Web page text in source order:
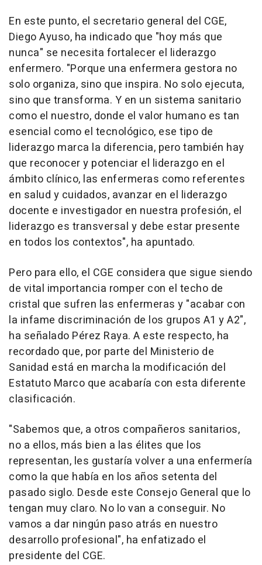
En este punto, el secretario general del CGE,
Diego Ayuso, ha indicado que "hoy más que
nunca" se necesita fortalecer el liderazgo
enfermero. "Porque una enfermera gestora no
solo organiza, sino que inspira. No solo ejecuta,
sino que transforma. Y en un sistema sanitario
como el nuestro, donde el valor humano es tan
esencial como el tecnológico, ese tipo de
liderazgo marca la diferencia, pero también hay
que reconocer y potenciar el liderazgo en el
ámbito clínico, las enfermeras como referentes
en salud y cuidados, avanzar en el liderazgo
docente e investigador en nuestra profesión, el
liderazgo es transversal y debe estar presente
en todos los contextos", ha apuntado.
Pero para ello, el CGE considera que sigue siendo
de vital importancia romper con el techo de
cristal que sufren las enfermeras y "acabar con
la infame discriminación de los grupos A1 y A2",
ha señalado Pérez Raya. A este respecto, ha
recordado que, por parte del Ministerio de
Sanidad está en marcha la modificación del
Estatuto Marco que acabaría con esta diferente
clasificación.
"Sabemos que, a otros compañeros sanitarios,
no a ellos, más bien a las élites que los
representan, les gustaría volver a una enfermería
como la que había en los años setenta del
pasado siglo. Desde este Consejo General que lo
tengan muy claro. No lo van a conseguir. No
vamos a dar ningún paso atrás en nuestro
desarrollo profesional", ha enfatizado el
presidente del CGE.